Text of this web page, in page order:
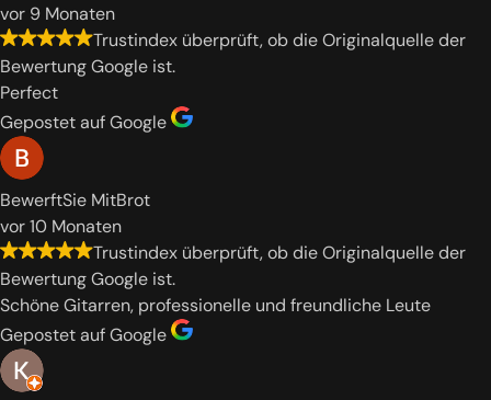
vor 9 Monaten
Trustindex überprüft, ob die Originalquelle der
Bewertung Google ist.
Perfect
Gepostet auf Google
BewerftSie MitBrot
vor 10 Monaten
Trustindex überprüft, ob die Originalquelle der
Bewertung Google ist.
Schöne Gitarren, professionelle und freundliche Leute
Gepostet auf Google